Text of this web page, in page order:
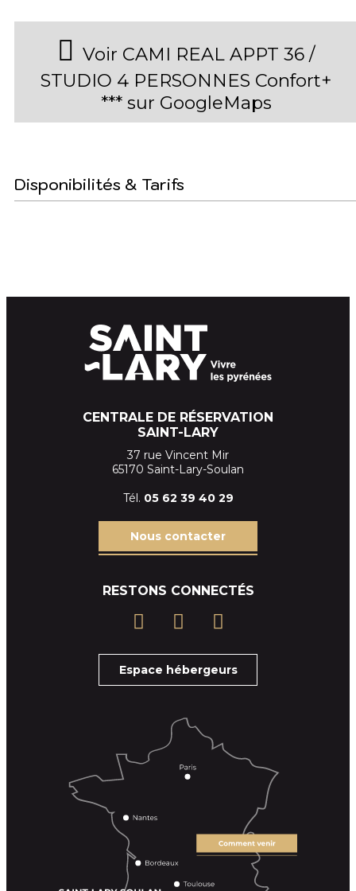
Voir CAMI REAL APPT 36 /
STUDIO 4 PERSONNES Confort+
*** sur GoogleMaps
Disponibilités & Tarifs
CENTRALE DE RÉSERVATION
SAINT-LARY
37 rue Vincent Mir
65170 Saint-Lary-Soulan
Tél. 05 62 39 40 29
Nous contacter
RESTONS CONNECTÉS
Espace hébergeurs